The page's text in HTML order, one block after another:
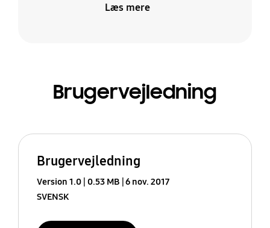
Læs mere
Brugervejledning
Brugervejledning
Version 1.0 0.53 MB 6 nov. 2017
SVENSK